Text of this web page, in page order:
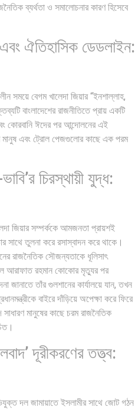
ব্যর্থতা ও সমালোচনার কারণ হিসেবে
ঐতিহাসিক ডেডলাইন:
সময়ে বেগম খালেদা জিয়ার “ইনশাল্লাহ,
বাংলাদেশের রাজনীতিতে প্রায় একটি
কোরবানি ঈদের পর আন্দোলনের এই
মানুষ এবং ট্রোল পেজগুলোর কাছে এক পরম
চিরস্থায়ী যুদ্ধ:
জিয়ার সম্পর্ককে আমজনতা প্রায়শই
সাথে তুলনা করে রসাস্বাদন করে থাকে।
রাজনৈতিক সৌজন্যতাকে ধূলিসাৎ
আরাফাত রহমান কোকোর মৃত্যুর পর
জানাতে তাঁর গুলশানের কার্যালয়ে যান, তখন
বাইরে দাঁড়িয়ে অপেক্ষা করে ফিরে
মানুষের কাছে চরম রাজনৈতিক
দূরীকরণের তত্ত্ব:
দল জামায়াতে ইসলামীর সাথে জোট গঠন